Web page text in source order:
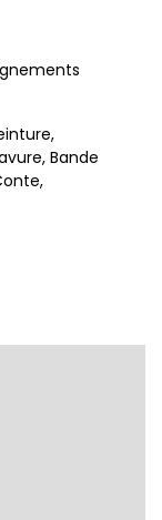
Bande